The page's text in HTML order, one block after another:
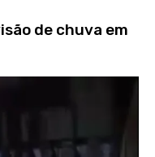
de chuva em